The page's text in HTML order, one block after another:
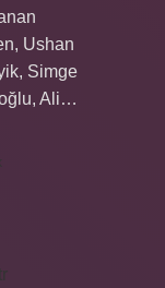
Ushan
Simge
Ali…